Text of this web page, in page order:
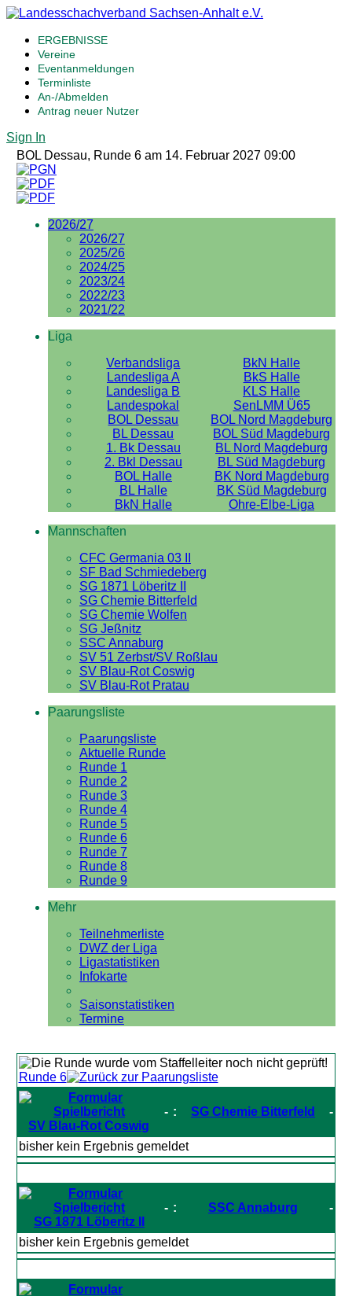
ERGEBNISSE
Vereine
Eventanmeldungen
Terminliste
An-/Abmelden
Antrag neuer Nutzer
Sign In
BOL Dessau, Runde 6 am 14. Februar 2027 09:00
2026/27
2026/27
2025/26
2024/25
2023/24
2022/23
2021/22
Liga
Verbandsliga
BkN Halle
Landesliga A
BkS Halle
Landesliga B
KLS Halle
Landespokal
SenLMM Ü65
BOL Dessau
BOL Nord Magdeburg
BL Dessau
BOL Süd Magdeburg
1. Bk Dessau
BL Nord Magdeburg
2. Bkl Dessau
BL Süd Magdeburg
BOL Halle
BK Nord Magdeburg
BL Halle
BK Süd Magdeburg
BkN Halle
Ohre-Elbe-Liga
Mannschaften
CFC Germania 03 II
SF Bad Schmiedeberg
SG 1871 Löberitz II
SG Chemie Bitterfeld
SG Chemie Wolfen
SG Jeßnitz
SSC Annaburg
SV 51 Zerbst/SV Roßlau
SV Blau-Rot Coswig
SV Blau-Rot Pratau
Paarungsliste
Paarungsliste
Aktuelle Runde
Runde 1
Runde 2
Runde 3
Runde 4
Runde 5
Runde 6
Runde 7
Runde 8
Runde 9
Mehr
Teilnehmerliste
DWZ der Liga
Ligastatistiken
Infokarte
Saisonstatistiken
Termine
Runde 6
SV Blau-Rot Coswig
- : SG Chemie Bitterfeld -
bisher kein Ergebnis gemeldet
SG 1871 Löberitz II
- : SSC Annaburg -
bisher kein Ergebnis gemeldet